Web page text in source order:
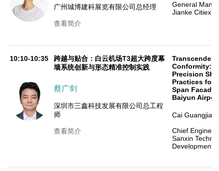
广州城博建科展览有限公司总经理
查看简介
General
Jianke
10:10-10:35
跨越与贴合：白云机场T3超大跨度幕
墙系统创新与形态精准控制实践
蔡广剑
深圳市三鑫科技发展有限公司总工程
师
查看简介
Conformity:
Precision
Practices for
Span Facade
Baiyun
Cai Guangjian
Chief
Sanxin
Development